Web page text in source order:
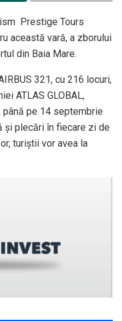
Prestige Tours
această vară, a zborului
din Baia Mare.
321, cu 216 locuri,
ATLAS GLOBAL,
până pe 14 septembrie
și plecări în fiecare zi de
turiștii vor avea la